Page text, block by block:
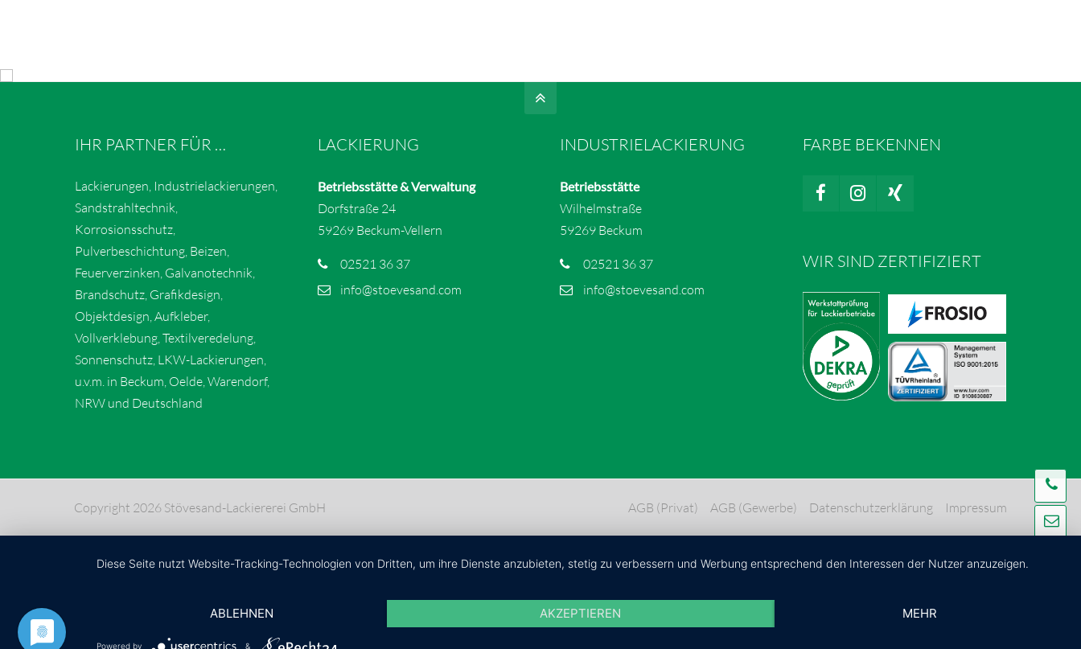
IHR PARTNER FÜR …
Lackierungen, Industrielackierungen,
Sandstrahltechnik,
Korrosionsschutz,
Pulverbeschichtung, Beizen,
Feuerverzinken, Galvanotechnik,
Brandschutz, Grafikdesign,
Objektdesign, Aufkleber,
Vollverklebung, Textilveredelung,
Sonnenschutz, LKW-Lackierungen,
u.v.m. in Beckum, Oelde, Warendorf,
NRW und Deutschland
LACKIERUNG
Betriebsstätte & Verwaltung
Dorfstraße 24
59269 Beckum-Vellern
02521 36 37
info@stoevesand.com
INDUSTRIELACKIERUNG
Betriebsstätte
Wilhelmstraße
59269 Beckum
02521 36 37
info@stoevesand.com
FARBE BEKENNEN
WIR SIND ZERTIFIZIERT
Copyright 2026 Stövesand-Lackiererei GmbH AGB (Privat) AGB (Gewerbe) Datenschutzerklärung Impressum
Diese Seite nutzt Website-Tracking-Technologien von Dritten, um ihre Dienste anzubieten, stetig zu verbessern und Werbung entsprechend den Interessen der Nutzer anzuzeigen.
ABLEHNEN AKZEPTIEREN MEHR
Powered by &